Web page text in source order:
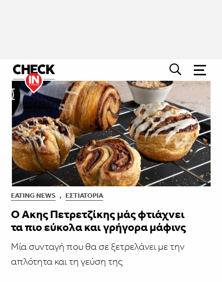
EATING NEWS , ΕΣΤΙΑΤΌΡΙΑ
Ο Άκης Πετρετζίκης μάς φτιάχνει
τα πιο εύκολα και γρήγορα μάφινς
Μία συνταγή που θα σε ξετρελάνει με την
απλότητα και τη γεύση της